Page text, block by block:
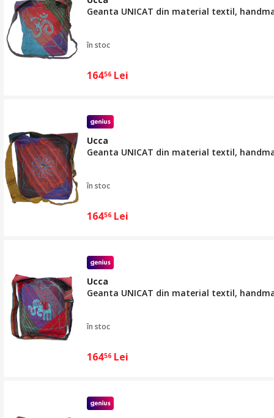
Geanta UNICAT din material textil,
în stoc
16456 Lei
Ucca
Geanta UNICAT din material textil,
în stoc
16456 Lei
Ucca
Geanta UNICAT din material textil,
în stoc
16456 Lei